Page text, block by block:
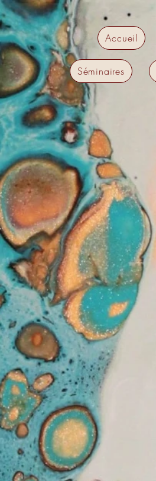
Accueil
Séminaires